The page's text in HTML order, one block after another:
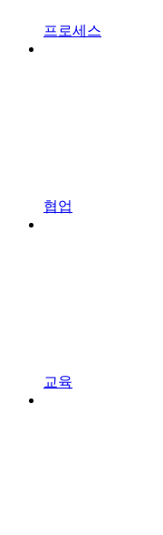
프로세스
협업
교육